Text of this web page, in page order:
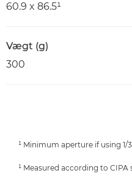
60.9 x 86.5¹
Vægt (g)
300
¹ Minimum aperture if using
¹ Measured according to CIPA